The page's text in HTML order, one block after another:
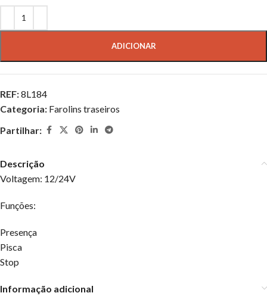
ADICIONAR
REF:8L184
Categoria: Farolins traseiros
Partilhar:
Descrição
Voltagem: 12/24V
Funções:
Presença
Pisca
Stop
Informação adicional